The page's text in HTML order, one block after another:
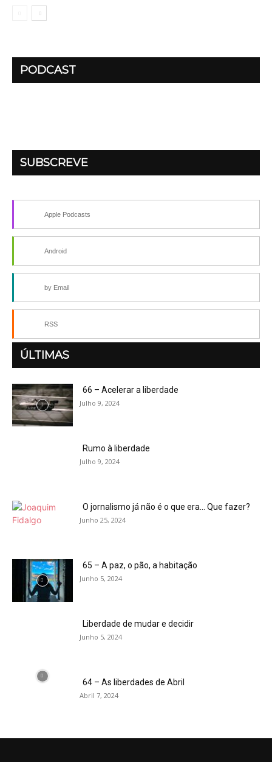
PODCAST
SUBSCREVE
Apple Podcasts
Android
by Email
RSS
ÚLTIMAS
66 – Acelerar a liberdade
Julho 9, 2024
Rumo à liberdade
Julho 9, 2024
O jornalismo já não é o que era… Que fazer?
Junho 25, 2024
65 – A paz, o pão, a habitação
Junho 5, 2024
Liberdade de mudar e decidir
Junho 5, 2024
64 – As liberdades de Abril
Abril 7, 2024